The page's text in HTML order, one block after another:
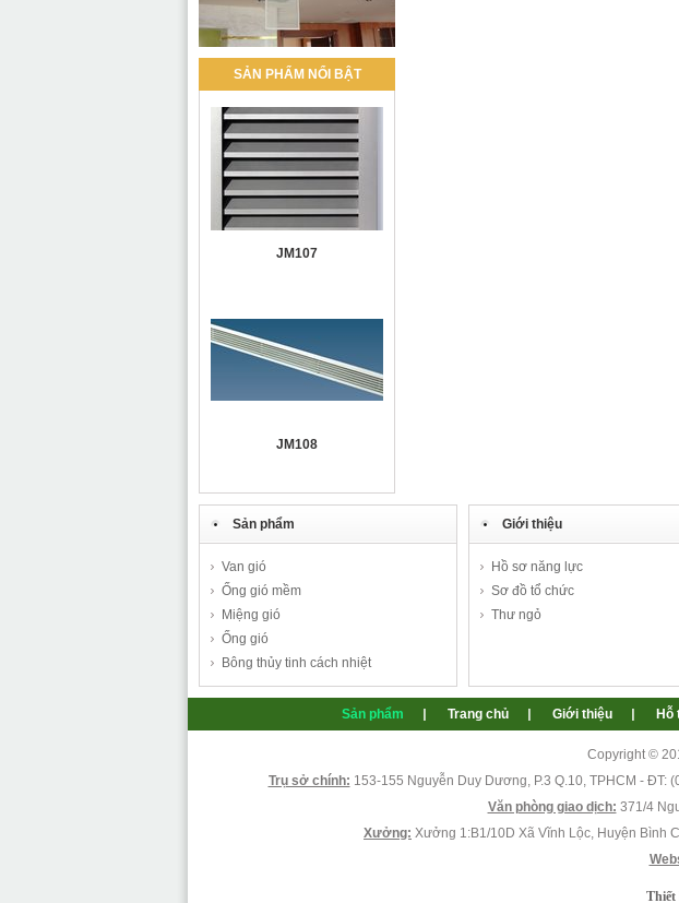
SẢN PHẨM NỔI BẬT
JM107
JM108
Sản phẩm
Van gió
Ống gió mềm
Miệng gió
Ống gió
Bông thủy tinh cách nhiệt
Giới thiệu
Hồ sơ năng lực
Sơ đồ tổ chức
Thư ngỏ
Sản phẩm Trang chủ Giới thiệu Hỗ
Copyright ©
Trụ sở chính: 153-155 Nguyễn Duy Dương, P.3 Q.10, TPHCM -
Văn phòng giao dịch: 371/4
Xưởng: Xưởng 1:B1/10D Xã Vĩnh Lộc, Huyện Bình
Thiết